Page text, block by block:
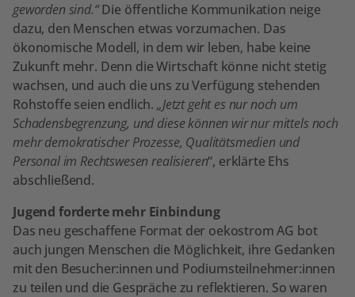
geworden sind.“Die öffentliche Kommunikation neige
dazu, den Menschen etwas vorzumachen. Das
ökonomische Modell, in dem wir leben, habe keine
Zukunft mehr. Denn die Wirtschaft könne nicht stetig
wachsen, und auch die uns zu Verfügung stehenden
Rohstoffe seien endlich. „Jetzt geht es nur noch um
Schadensbegrenzung, und diese können wir nur mittels noch
mehr demokratischer Prozesse, Qualitätsmedien und
Personal im Rechtswesen realisieren“, erklärte Ehs
abschließend.
Jugend forderte mehr Einbindung
Das neu geschaffene Format der oekostrom AG bot
auch jungen Menschen die Möglichkeit, ihre Gedanken
mit den Besucher:innen und Podiumsteilnehmer:innen
zu teilen und die Gespräche zu reflektieren. So waren